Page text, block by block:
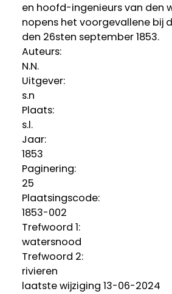
en hoofd-ingenieurs van den
nopens het voorgevallene bij
den 26sten september 1853.
Auteurs:
N.N.
Uitgever:
s.n
Plaats:
s.l.
Jaar:
1853
Paginering:
25
Plaatsingscode:
1853-002
Trefwoord 1:
watersnood
Trefwoord 2:
rivieren
laatste wijziging 13-06-2024